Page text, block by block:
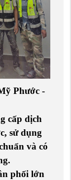
Phước -
cấp dịch
, sử dụng
và có
phối lớn